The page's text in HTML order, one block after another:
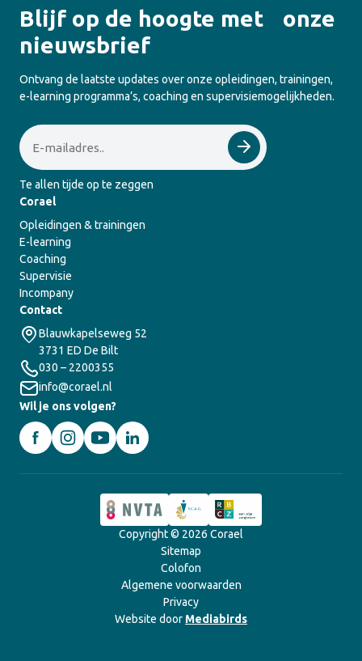
Blijf op de hoogte met onze
nieuwsbrief
Ontvang de laatste updates over onze opleidingen, trainingen,
e-learning programma’s, coaching en supervisiemogelijkheden.
Email
Te allen tijde op te zeggen
Corael
Opleidingen & trainingen
E-learning
Coaching
Supervisie
Incompany
Contact
Blauwkapelseweg 52
3731 ED De Bilt
030 – 2200355
info@corael.nl
Wil je ons volgen?
Copyright © 2026 Corael
Sitemap
Colofon
Algemene voorwaarden
Privacy
Website door Mediabirds